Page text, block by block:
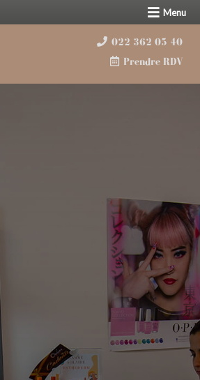
Menu
022 362 05 40
Prendre RDV